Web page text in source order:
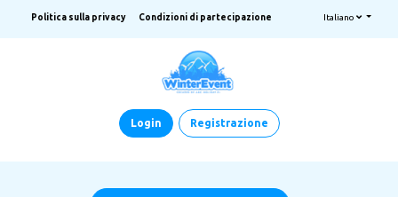
Politica sulla privacy Condizioni di partecipazione Italiano
Login Registrazione